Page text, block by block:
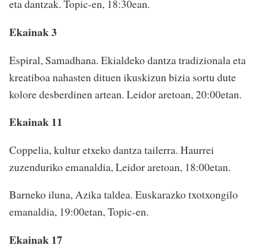
eta dantzak. Topic-en, 18:30ean.
Ekainak 3
Espiral, Samadhana. Ekialdeko dantza tradizionala eta
kreatiboa nahasten dituen ikuskizun bizia sortu dute
kolore desberdinen artean. Leidor aretoan, 20:00etan.
Ekainak 11
Coppelia, kultur etxeko dantza tailerra. Haurrei
zuzenduriko emanaldia, Leidor aretoan, 18:00etan.
Barneko iluna, Azika taldea. Euskarazko txotxongilo
emanaldia, 19:00etan, Topic-en.
Ekainak 17